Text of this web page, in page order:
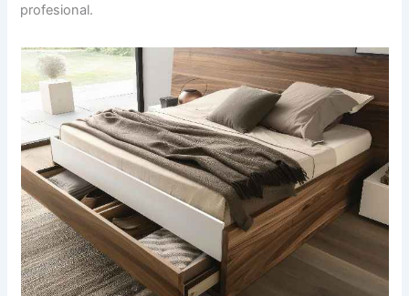
profesional.